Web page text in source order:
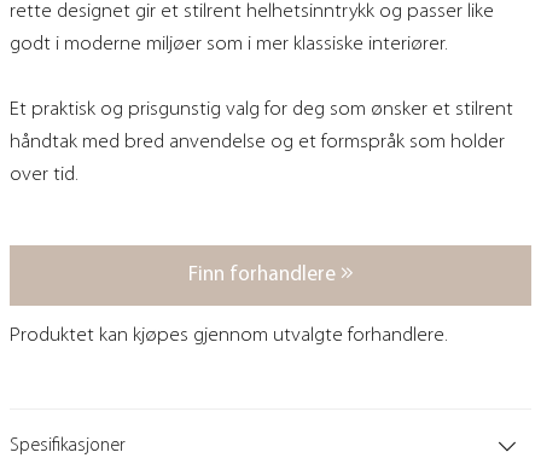
rette designet gir et stilrent helhetsinntrykk og passer like
godt i moderne miljøer som i mer klassiske interiører.
Et praktisk og prisgunstig valg for deg som ønsker et stilrent
håndtak med bred anvendelse og et formspråk som holder
over tid.
Finn forhandlere
Produktet kan kjøpes gjennom utvalgte forhandlere.
Spesifikasjoner